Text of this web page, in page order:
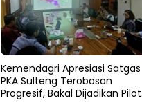
Kemendagri Apresiasi Satgas
PKA Sulteng Terobosan
Progresif, Bakal Dijadikan Pilot